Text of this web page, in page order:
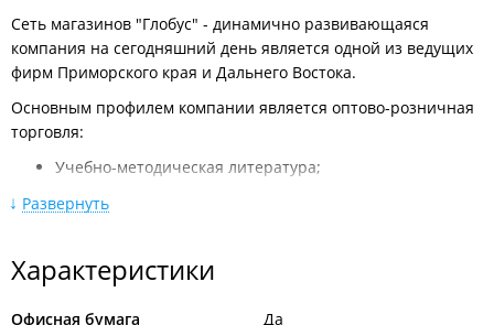
Сеть магазинов "Глобус" - динамично развивающаяся
компания на сегодняшний день является одной из ведущих
фирм Приморского края и Дальнего Востока.
Основным профилем компании является оптово-розничная
торговля:
Учебно-методическая литература;
Художественная литература;
Бумага и бумажная продукция;
Товары для детского творчества;
Развернуть
Характеристики
Офисная бумага Да